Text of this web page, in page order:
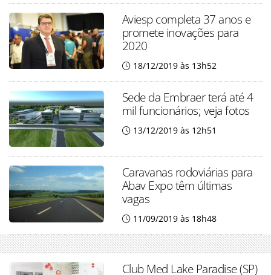
Aviesp completa 37 anos e
promete inovações para
2020
18/12/2019 às 13h52
Sede da Embraer terá até 4
mil funcionários; veja fotos
13/12/2019 às 12h51
Caravanas rodoviárias para
Abav Expo têm últimas
vagas
11/09/2019 às 18h48
Club Med Lake Paradise (SP)